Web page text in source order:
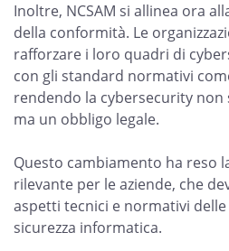
Inoltre, NCSAM si allinea ora
della conformità. Le
rafforzare i loro quadri di
con gli standard normativi
rendendo la cybersecurity
ma un obbligo legale.
Questo cambiamento ha reso
rilevante per le aziende, che
aspetti tecnici e normativi
sicurezza informatica.